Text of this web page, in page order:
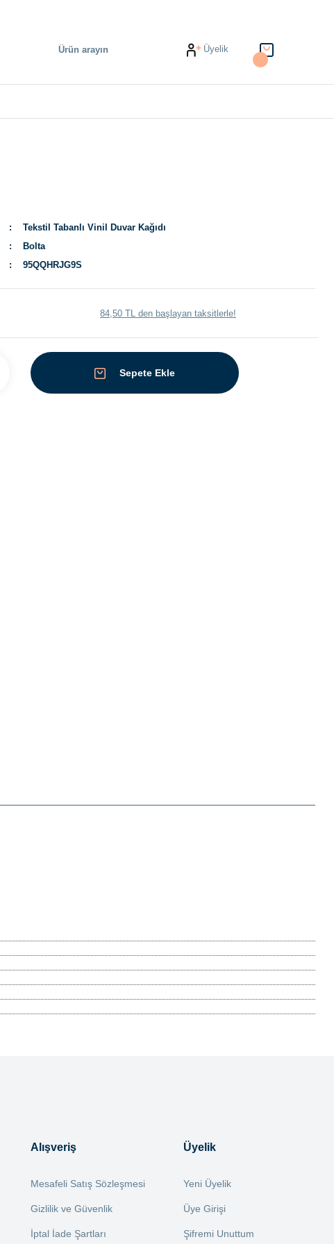
Üyelik
Tekstil Tabanlı Vinil Duvar Kağıdı
Bolta
95QQHRJG9S
84,50 TL den başlayan taksitlerle!
Sepete Ekle
Alışveriş
Mesafeli Satış Sözleşmesi
Gizlilik ve Güvenlik
İptal İade Şartları
Üyelik
Yeni Üyelik
Üye Girişi
Şifremi Unuttum